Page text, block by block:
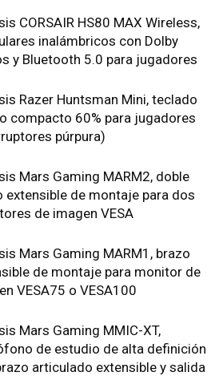
CORSAIR HS80 MAX Wireless,
inalámbricos con Dolby
y Bluetooth 5.0 para jugadores
Razer Huntsman Mini, teclado
compacto 60% para jugadores
púrpura)
Mars Gaming MARM2, doble
extensible de montaje para dos
de imagen VESA
Mars Gaming MARM1, brazo
de montaje para monitor de
VESA75 o VESA100
Mars Gaming MMIC-XT,
de estudio de alta definición
articulado extensible y salida